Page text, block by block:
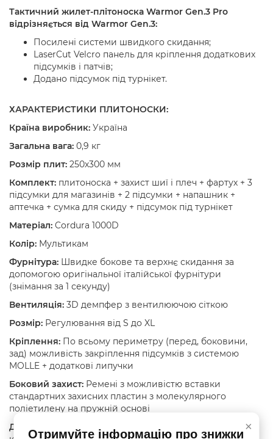
Тактичний жилет-плітоноска Warmor Gen.3 Pro
відрізняється від Warmor Gen.3:
Посилені системи швидкого скидання;
LaserCut Velcro панель для кріплення додаткових
підсумків і патчів;
Додано підсумок під турнікет.
ХАРАКТЕРИСТИКИ ПЛИТОНОСКИ:
Країна виробник: Україна
Загальна вага: 0,9 кг
Розмір плит: 250х300 мм
Комплект: плитоноска + захист шиї і плеч + фартух + 3
підсумки для магазинів + 2 підсумки + напашник +
аптечка + сумка для скиду + підсумок під турнікет
Матеріал: Cordura 1000D
Колір: Мультикам
Фурнітура: Швидке бокове та верхнє скидання за
допомогою оригінальної італійської фурнітури
(знімання за 1 секунду)
Вентиляція: 3D демпфер з вентилюючою сіткою
Розмір: Регулювання від S до XL
Кріплення: По всьому периметру (перед, боковини,
зад) можливість закріплення підсумків з системою
MOLLE + додаткові липучки
Боковий захист: Ремені з можливістю вставки
стандартних захисних пластин з молекулярного
поліетилену на пружній основі
Додатково:
З’ємна передня MOLLE панель та передня
×
Отримуйте інформацію про знижки